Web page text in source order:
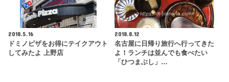
2018.5.16
ドミノピザをお得にテイクアウト
してみたよ 上野店
2018.8.12
名古屋に日帰り旅行へ行ってきた
よ！ランチは並んでも食べたい
「ひつまぶし」…